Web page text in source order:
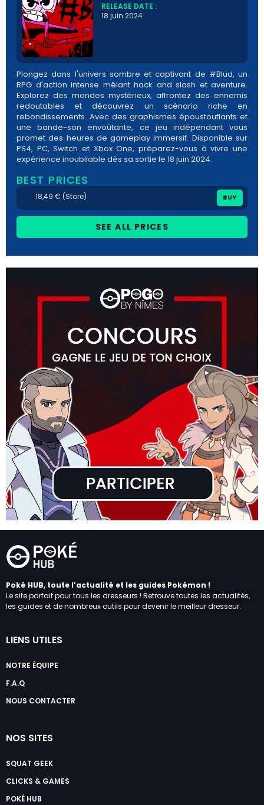
RELEASE DATE :
18 juin 2024
Plongez dans l'univers sombre et captivant de #Blud, un
RPG d'action intense mêlant hack and slash et aventure.
Explorez des mondes mystérieux, affrontez des ennemis
redoutables et découvrez un scénario riche en
rebondissements. Avec des graphismes époustouflants et
une bande-son envoûtante, ce jeu indépendant vous
promet des heures de gameplay immersif. Disponible sur
PS4, PC, Switch et Xbox One, préparez-vous à vivre une
expérience inoubliable dès sa sortie le 18 juin 2024.
BEST PRICES
18,49 € (Store) BUY
SEE ALL PRICES
Poké HUB, toute l’actualité et les guides Pokémon !
Le site parfait pour tous les dresseurs ! Retrouve toutes les actualités,
les guides et de nombreux outils pour devenir le meilleur dresseur.
LIENS UTILES
NOTRE ÉQUIPE
F.A.Q
NOUS CONTACTER
NOS SITES
SQUAT GEEK
CLICKS & GAMES
POKÉ HUB